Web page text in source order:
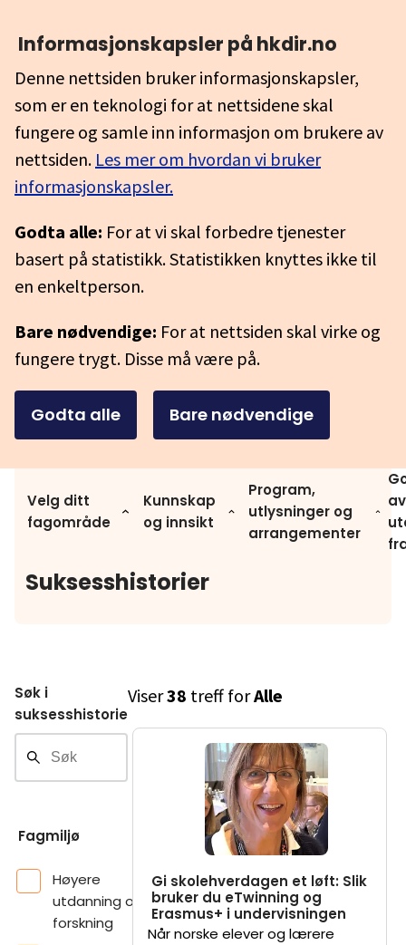
Informasjonskapsler på hkdir.no
Denne nettsiden bruker informasjonskapsler,
som er en teknologi for at nettsidene skal
fungere og samle inn informasjon om brukere av
nettsiden. Les mer om hvordan vi bruker
informasjonskapsler.
Godta alle: For at vi skal forbedre tjenester
basert på statistikk. Statistikken knyttes ikke til
en enkeltperson.
Bare nødvendige: For at nettsiden skal virke og
fungere trygt. Disse må være på.
Godta alle Bare nødvendige
Velg ditt
fagområde
Kunnskap
og innsikt
Program,
utlysninger og
arrangementer
av
Suksesshistorier
Søk i
suksesshistorier
Fagmiljø
Høyere
utdanning og
forskning
Viser38 treff forAlle
Gi skolehverdagen et løft: Slik
bruker du eTwinning og
Erasmus+ i undervisningen
Når norske elever og lærere